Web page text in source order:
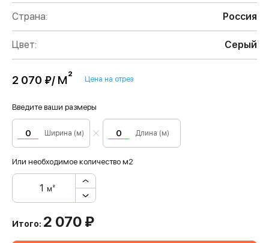
Страна: Россия
Цвет: Серый
2 070 ₽/ м² Цена на отрез
Введите ваши размеры
Ширина (м) Длина (м)
Или необходимое количество м2
м²
Итого: 2 070 ₽